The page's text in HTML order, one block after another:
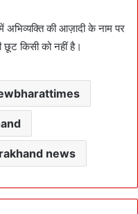
अभिव्यक्ति की आज़ादी के नाम पर
छूट किसी को नहीं है।
news